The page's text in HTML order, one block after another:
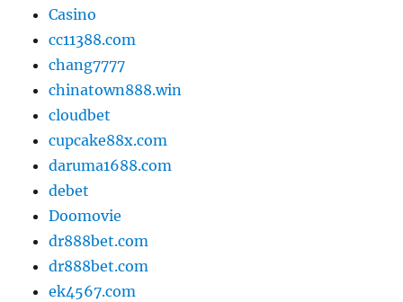
Casino
cc11388.com
chang7777
chinatown888.win
cloudbet
cupcake88x.com
daruma1688.com
debet
Doomovie
dr888bet.com
dr888bet.com
ek4567.com